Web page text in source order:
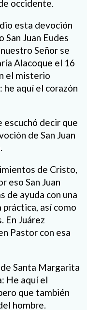
occidente.
esta devoción
San Juan Eudes
Señor se
Alacoque el 16
el misterio
aquí el corazón
escuchó decir que
de San Juan
de Cristo,
eso San Juan
de ayuda con una
así como
En Juárez
Pastor con esa
Santa Margarita
He aquí el
que también
hombre.